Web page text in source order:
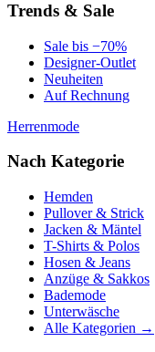
Trends & Sale
Sale bis −70%
Designer-Outlet
Neuheiten
Auf Rechnung
Herrenmode
Nach Kategorie
Hemden
Pullover & Strick
Jacken & Mäntel
T-Shirts & Polos
Hosen & Jeans
Anzüge & Sakkos
Bademode
Unterwäsche
Alle Kategorien →